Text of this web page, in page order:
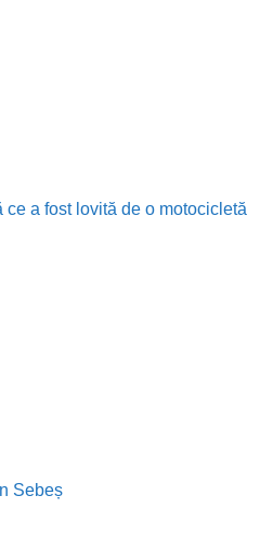
a fost lovită de o motocicletă
Sebeș